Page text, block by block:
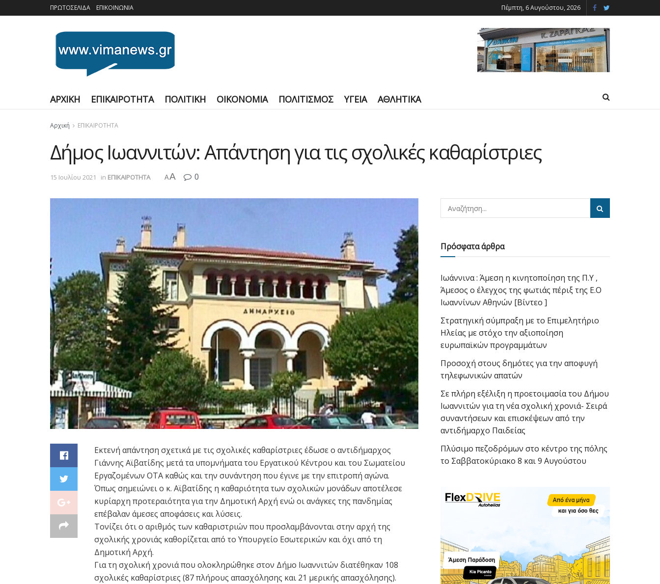
ΠΡΩΤΟΣΕΛΙΔΑ ΕΠΙΚΟΙΝΩΝΙΑ Πέμπτη, 6 Αυγούστου, 2026
ΑΡΧΙΚΗ ΕΠΙΚΑΙΡΟΤΗΤΑ ΠΟΛΙΤΙΚΗ ΟΙΚΟΝΟΜΙΑ ΠΟΛΙΤΙΣΜΟΣ ΥΓΕΙΑ ΑΘΛΗΤΙΚΑ
Αρχική ΕΠΙΚΑΙΡΟΤΗΤΑ
Δήμος Ιωαννιτών: Απάντηση για τις σχολικές καθαρίστριες
15 Ιουλίου 2021 in ΕΠΙΚΑΙΡΟΤΗΤΑ AA 0
Εκτενή απάντηση σχετικά με τις σχολικές καθαρίστριες έδωσε ο αντιδήμαρχος
Γιάννης Αϊβατίδης μετά τα υπομνήματα του Εργατικού Κέντρου και του Σωματείου
Εργαζομένων ΟΤΑ καθώς και την συνάντηση που έγινε με την επιτροπή αγώνα.
Όπως σημειώνει ο κ. Αϊβατίδης η καθαριότητα των σχολικών μονάδων αποτέλεσε
κυρίαρχη προτεραιότητα για την Δημοτική Αρχή ενώ οι ανάγκες της πανδημίας
επέβαλαν άμεσες αποφάσεις και λύσεις.
Τονίζει ότι ο αριθμός των καθαριστριών που προσλαμβάνονται στην αρχή της
σχολικής χρονιάς καθορίζεται από το Υπουργείο Εσωτερικών και όχι από τη
Δημοτική Αρχή.
Για τη σχολική χρονιά που ολοκληρώθηκε στον Δήμο Ιωαννιτών διατέθηκαν 108
σχολικές καθαρίστριες (87 πλήρους απασχόλησης και 21 μερικής απασχόλησης).
Πρόσφατα άρθρα
Ιωάννινα : Άμεση η κινητοποίηση της Π.Υ ,
Άμεσος ο έλεγχος της φωτιάς πέριξ της Ε.Ο
Ιωαννίνων Αθηνών [Βίντεο ]
Στρατηγική σύμπραξη με το Επιμελητήριο
Ηλείας με στόχο την αξιοποίηση
ευρωπαϊκών προγραμμάτων
Προσοχή στους δημότες για την αποφυγή
τηλεφωνικών απατών
Σε πλήρη εξέλιξη η προετοιμασία του Δήμου
Ιωαννιτών για τη νέα σχολική χρονιά- Σειρά
συναντήσεων και επισκέψεων από την
αντιδήμαρχο Παιδείας
Πλύσιμο πεζοδρόμων στο κέντρο της πόλης
το Σαββατοκύριακο 8 και 9 Αυγούστου